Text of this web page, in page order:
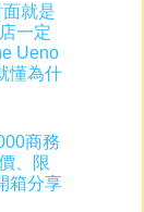
就是
一定
Ueno
懂為什
商務
、限
箱分享